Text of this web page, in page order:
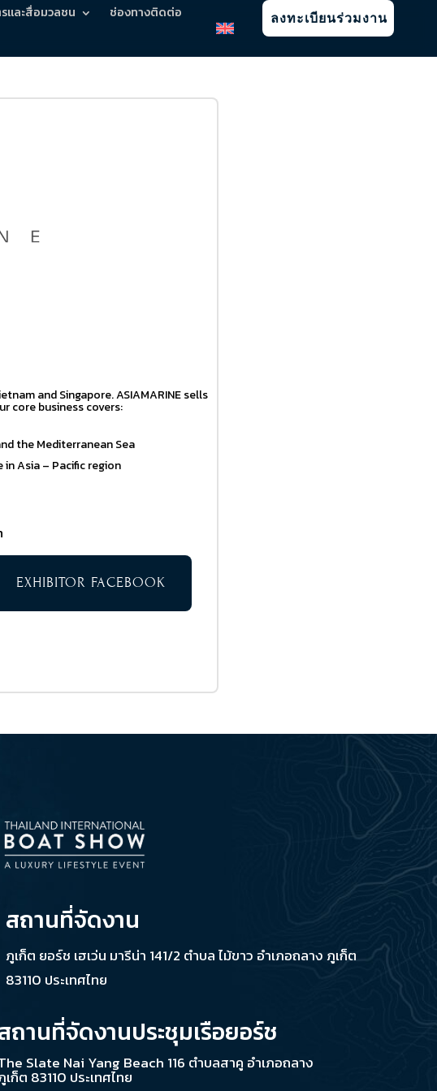
และสื่อมวลชน ช่องทางติดต่อ ลงทะเบียนร่วมงาน
and Singapore. ASIAMARINE sells
core business covers:
the Mediterranean Sea
Asia – Pacific region
EXHIBITOR FACEBOOK
สถานที่จัดงาน
ภูเก็ต ยอร์ช เฮเว่น มารีน่า 141/2 ตำบล ไม้ขาว อำเภอถลาง ภูเก็ต
83110 ประเทศไทย
ถานที่จัดงานประชุมเรือยอร์ช
Slate Nai Yang Beach 116 ตำบลสาคู อำเภอถลาง
เก็ต 83110 ประเทศไทย